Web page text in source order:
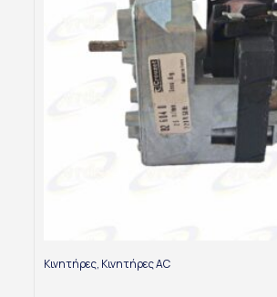
Κινητήρες, Κινητήρες AC